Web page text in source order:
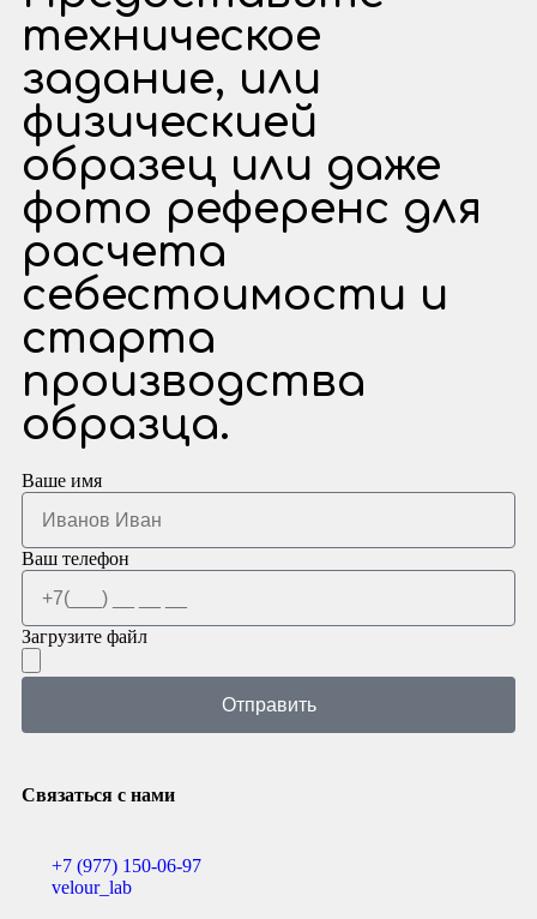
техническое
задание, или
физическией
образец или даже
фото референс для
расчета
себестоимости и
старта
производства
образца.
Ваше имя
Ваш телефон
Загрузите файл
Отправить
Связаться с нами
+7 (977) 150-06-97
velour_lab